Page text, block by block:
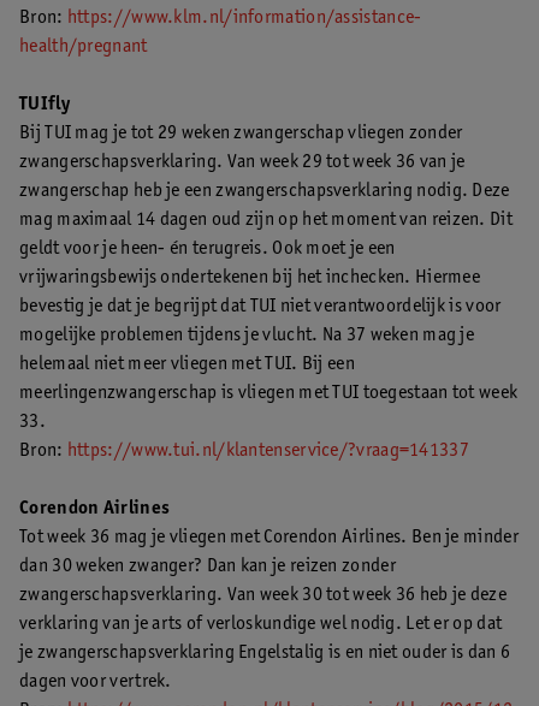
Bron: https://www.klm.nl/information/assistance-
health/pregnant
TUIfly
Bij TUI mag je tot 29 weken zwangerschap vliegen zonder
zwangerschapsverklaring. Van week 29 tot week 36 van je
zwangerschap heb je een zwangerschapsverklaring nodig. Deze
mag maximaal 14 dagen oud zijn op het moment van reizen. Dit
geldt voor je heen- én terugreis. Ook moet je een
vrijwaringsbewijs ondertekenen bij het inchecken. Hiermee
bevestig je dat je begrijpt dat TUI niet verantwoordelijk is voor
mogelijke problemen tijdens je vlucht. Na 37 weken mag je
helemaal niet meer vliegen met TUI. Bij een
meerlingenzwangerschap is vliegen met TUI toegestaan tot week
33.
Bron: https://www.tui.nl/klantenservice/?vraag=141337
Corendon Airlines
Tot week 36 mag je vliegen met Corendon Airlines. Ben je minder
dan 30 weken zwanger? Dan kan je reizen zonder
zwangerschapsverklaring. Van week 30 tot week 36 heb je deze
verklaring van je arts of verloskundige wel nodig. Let er op dat
je zwangerschapsverklaring Engelstalig is en niet ouder is dan 6
dagen voor vertrek.